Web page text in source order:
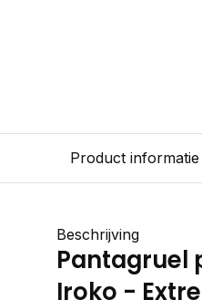
Product informatie
Beschrijving
Pantagruel
Iroko -